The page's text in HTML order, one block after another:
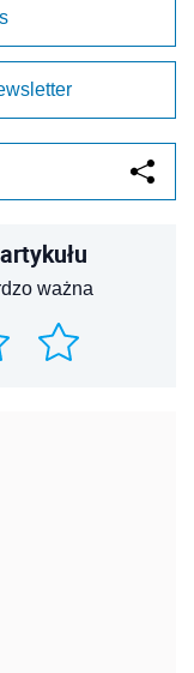
ważna